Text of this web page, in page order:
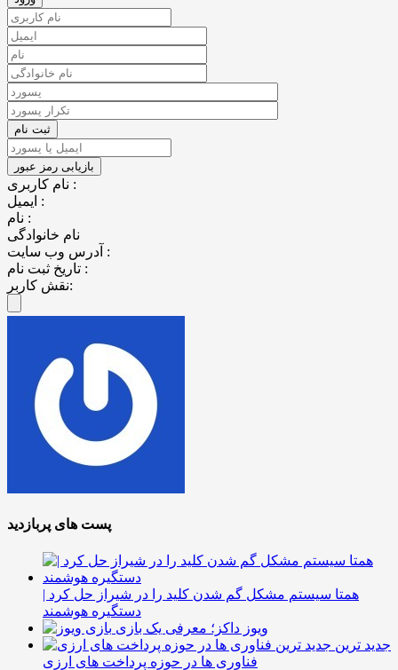
نام کاربری :
ایمیل :
نام :
نام خانوادگی
آدرس وب سایت :
تاریخ ثبت نام :
نقش کاربر:
پست های پربازدید
همتا سیستم مشکل گم شدن کلید را در شیراز حل کرد |
دستگیره هوشمند
ویوز داکز؛ معرفی یک بازی
جدید ترین
فناوری ها در حوزه پرداخت های ارزی